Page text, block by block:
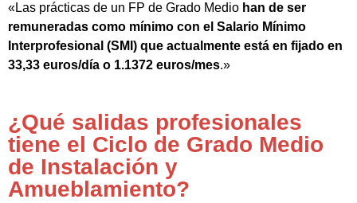
«Las prácticas de un FP de Grado Medio han de ser
remuneradas como mínimo con el Salario Mínimo
Interprofesional (SMI) que actualmente está en fijado en
33,33 euros/día o 1.1372 euros/mes.»
¿Qué salidas profesionales
tiene el Ciclo de Grado Medio
de Instalación y
Amueblamiento?